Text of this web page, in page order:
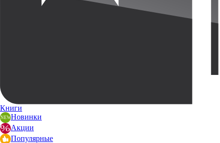
Книги
Новинки
Акции
Популярные